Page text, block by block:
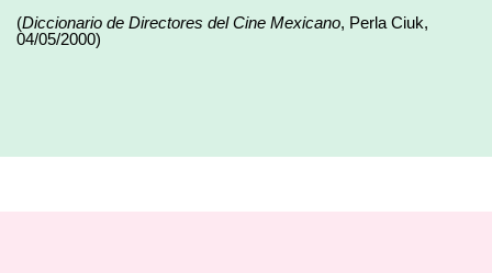
(Diccionario de Directores del Cine Mexicano, Perla Ciuk,
04/05/2000)